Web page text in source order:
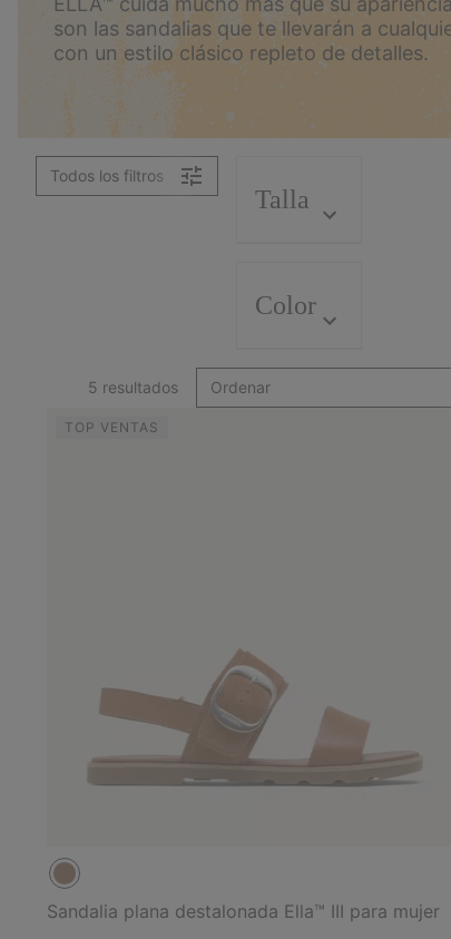
son las sandalias que te llevarán a
con un estilo clásico repleto de detalles.
Todos los filtros
Talla
Color
5 resultados Ordenar
TOP VENTAS
Sandalia plana destalonada Ella™ III para mujer